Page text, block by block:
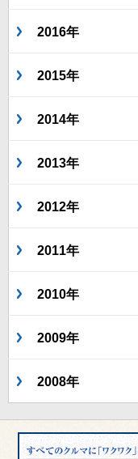
2016年
2015年
2014年
2013年
2012年
2011年
2010年
2009年
2008年